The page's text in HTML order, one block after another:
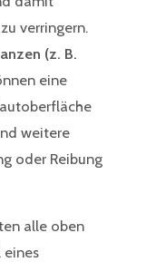
verringern.
(z. B.
eine
weitere
oder Reibung
alle oben
eines